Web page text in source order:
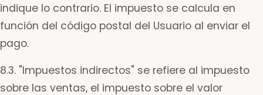
indique lo contrario. El impuesto se calcula en
función del código postal del Usuario al enviar el
pago.
8.3. "Impuestos indirectos" se refiere al impuesto
sobre las ventas, el impuesto sobre el valor